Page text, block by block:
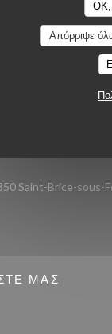
Απόρριψε
Saint-Brice-sous-
ΜΑΣ